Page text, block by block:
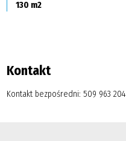
130 m2
Kontakt
Kontakt bezpośredni: 509 963 204